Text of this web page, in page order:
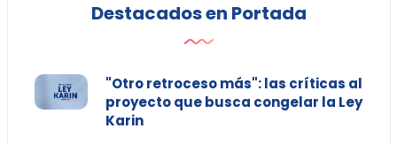
Destacados en Portada
"Otro retroceso más": las críticas al
proyecto que busca congelar la Ley
Karin